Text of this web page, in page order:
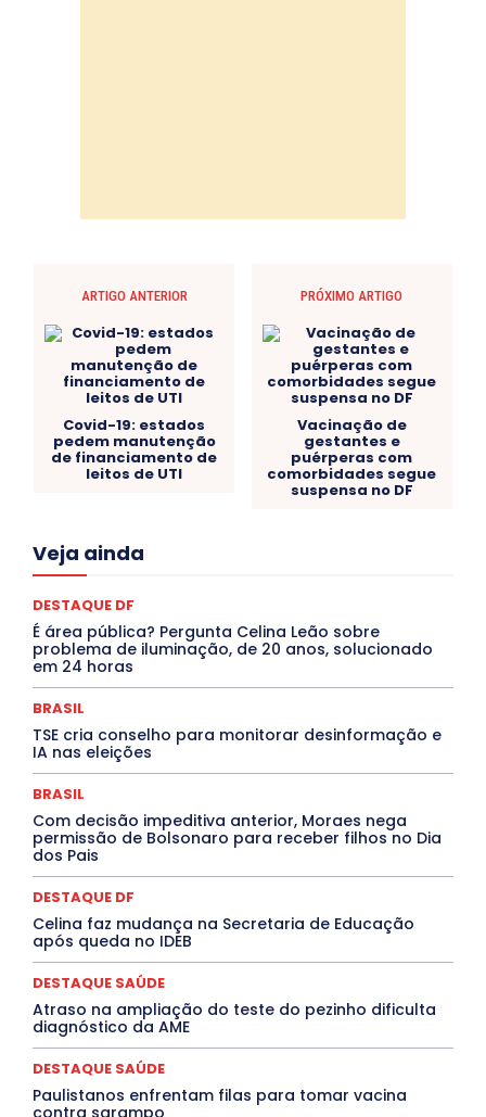
ARTIGO ANTERIOR
Covid-19: estados
pedem manutenção
de financiamento de
leitos de UTI
PRÓXIMO ARTIGO
Vacinação de
gestantes e
puérperas com
comorbidades segue
suspensa no DF
Veja ainda
Acre
Congressuanas & Esplanadumas
Covid-19
Crônica Política Crônicas
Cultura e Tal
DANÇA Dengue
Denuncia
DESTAQUE BRASIL
DESTAQUE DF
DESTAQUE SAÚDE
DESTAQUES OUTROS
Especial
Espírito Santo ESPORTE
ESTÁGIO
EVENTOS
Febre Oropouche
FILMES
Goiás
Jogos Online
JUDICIÁRIO LITERATURA
Maranhão
Marburg
Mato Grosso
Mato Grosso do Sul
MEIO AMBIENTE
MÚSICA
O Plantonista Opinião Oropouche
Pará
Paraíba
PROCESSO SELETIVO
PUBLIEDITORIAL
QUALIFICAÇÃO PROFISSIONAL
RESIDÊNCIA
Rio de Janeiro
Santa Catarina
Saúde Agora
TÁ FROID?
TEATRO TECNOLOGIA
TIC TAC
Tocantins
DESTAQUE DF
É área pública? Pergunta Celina Leão sobre
problema de iluminação, de 20 anos, solucionado
em 24 horas
BRASIL
TSE cria conselho para monitorar desinformação e
IA nas eleições
BRASIL
Com decisão impeditiva anterior, Moraes nega
permissão de Bolsonaro para receber filhos no Dia
dos Pais
DESTAQUE DF
Celina faz mudança na Secretaria de Educação
após queda no IDEB
DESTAQUE SAÚDE
Atraso na ampliação do teste do pezinho dificulta
diagnóstico da AME
DESTAQUE SAÚDE
Paulistanos enfrentam filas para tomar vacina
contra sarampo